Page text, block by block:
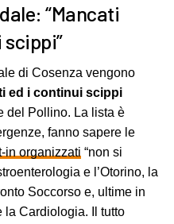
“Mancati
di Cosenza vengono
ed i continui scippi
del Pollino. La lista è
fanno sapere le
in organizzati“non si
e l’Otorino, la
Soccorso e, ultime in
la Cardiologia. Il tutto